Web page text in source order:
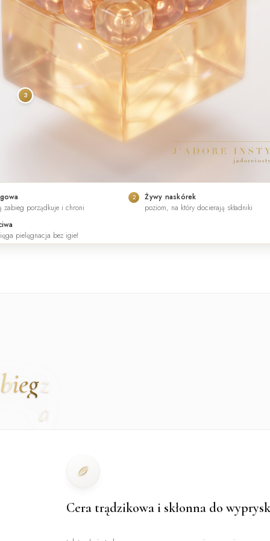
3
zabieg porządkuje i chroni
2
Żywy naskórek
poziom, na który docierają składniki
pielęgnacja bez igieł
Cera trądzikowa i skłonna do